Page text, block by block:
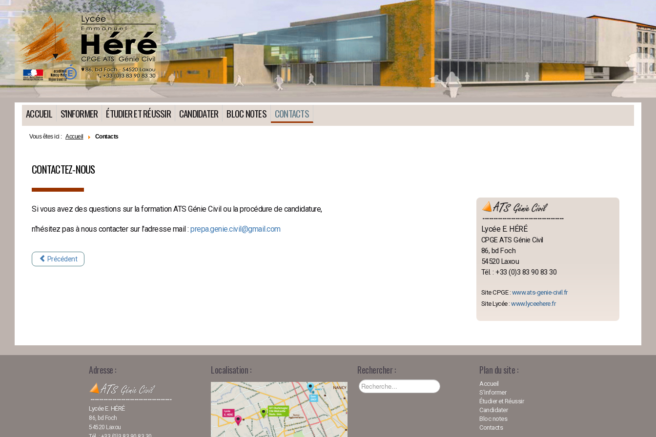
ACCUEIL S'INFORMER ÉTUDIER ET RÉUSSIR CANDIDATER BLOC NOTES CONTACTS
Vous êtes ici : Accueil Contacts
CONTACTEZ-NOUS
▬▬▬▬
Si vous avez des questions sur la formation ATS Génie Civil ou la procédure de candidature,
n'hésitez pas à nous contacter sur l'adresse mail : prepa.genie.civil@gmail.com
Précédent
-------------------------------------
Lycée E. HÉRÉ
CPGE ATS Génie Civil
86, bd Foch
54520 Laxou
Tél. : +33 (0)3 83 90 83 30
Site CPGE : www.ats-genie-civil.fr
Site Lycée : www.lyceehere.fr
Adresse :
-------------------------------------
Lycée E. HÉRÉ
86, bd Foch
54520 Laxou
Localisation : Rechercher : Plan du site :
Accueil
S'informer
Étudier et Réussir
Candidater
Bloc notes
Contacts